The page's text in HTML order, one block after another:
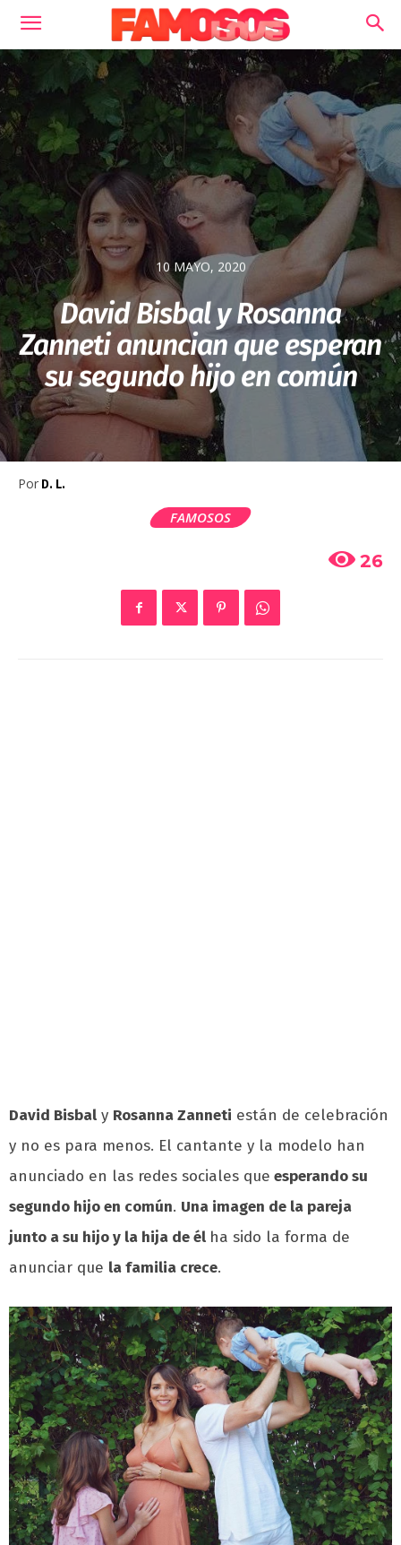
10 MAYO, 2020
David Bisbal y Rosanna
Zanneti anuncian que esperan
su segundo hijo en común
Por D. L.
FAMOSOS
26
David Bisbal y Rosanna Zanneti están de celebración
y no es para menos. El cantante y la modelo han
anunciado en las redes sociales que esperando su
segundo hijo en común. Una imagen de la pareja
junto a su hijo y la hija de él ha sido la forma de
anunciar que la familia crece.